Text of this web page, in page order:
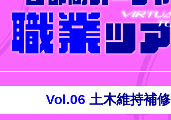
Vol.06 土木維持補修